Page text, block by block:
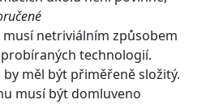
netriviálním způsobem
technologií.
měl být přiměřeně složitý.
musí být domluveno